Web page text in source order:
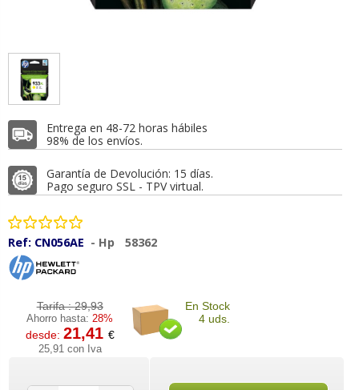
Entrega en 48-72 horas hábiles
98% de los envíos.
Garantía de Devolución: 15 días.
Pago seguro SSL - TPV virtual.
Ref: CN056AE - Hp 58362
Tarifa :29,93
Ahorro hasta: 28%
desde: 21,41 €
25,91 con Iva
En Stock
4 uds.